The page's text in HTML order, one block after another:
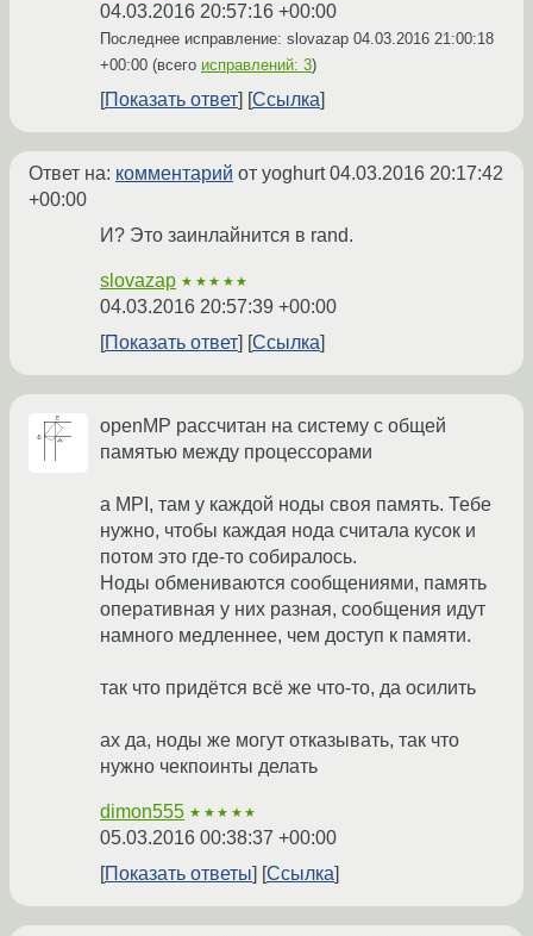
04.03.2016 20:57:16 +00:00
Последнее исправление: slovazap 04.03.2016 21:00:18
+00:00 (всего исправлений: 3)
Показать ответ Ссылка
Ответ на: комментарий от yoghurt04.03.2016 20:17:42
+00:00
И? Это заинлайнится в rand.
slovazap ★★★★★
04.03.2016 20:57:39 +00:00
Показать ответ
Ссылка
openMP рассчитан на систему с общей
памятью между процессорами
а MPI, там у каждой ноды своя память. Тебе
нужно, чтобы каждая нода считала кусок и
потом это где-то собиралось.
Ноды обмениваются сообщениями, память
оперативная у них разная, сообщения идут
намного медленнее, чем доступ к памяти.
так что придётся всё же что-то, да осилить
ах да, ноды же могут отказывать, так что
нужно чекпоинты делать
dimon555 ★★★★★
05.03.2016 00:38:37 +00:00
Показать ответы
Ссылка